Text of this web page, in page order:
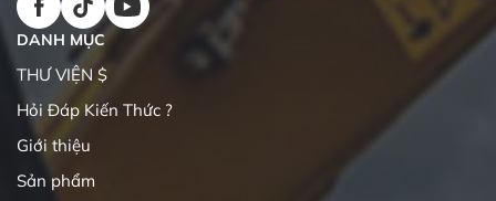
DANH MỤC
THƯ VIỆN $
Hỏi Đáp Kiến Thức ?
Giới thiệu
Sản phẩm